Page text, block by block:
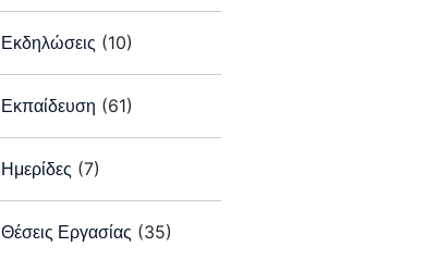
Εκδηλώσεις (10)
Εκπαίδευση (61)
Ημερίδες (7)
Θέσεις Εργασίας (35)